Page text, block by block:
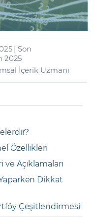
| Son
2025
İçerik Uzmanı
Özellikleri
Açıklamaları
Dikkat
Çeşitlendirmesi